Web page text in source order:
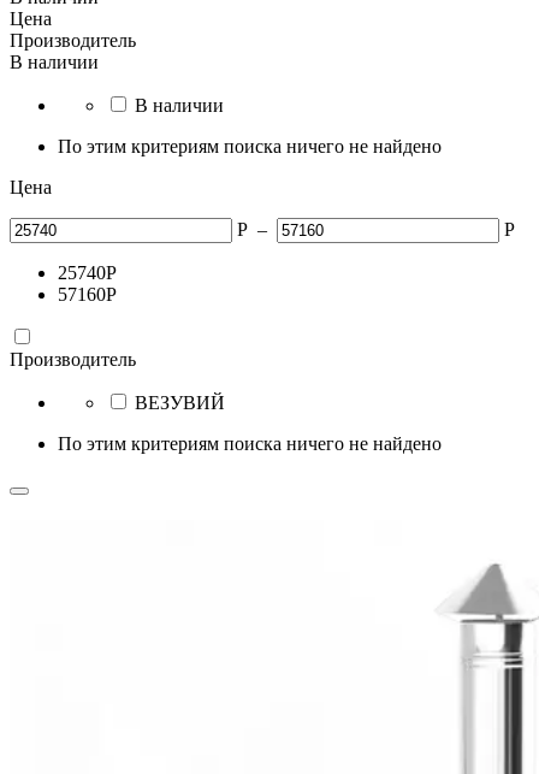
Цена
Производитель
В наличии
В наличии
По этим критериям поиска ничего не найдено
Цена
Р – Р
25740Р
57160Р
Производитель
ВЕЗУВИЙ
По этим критериям поиска ничего не найдено